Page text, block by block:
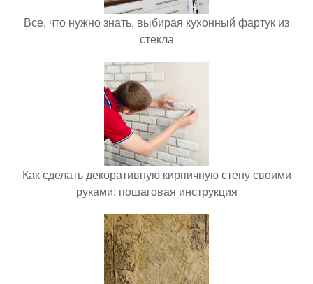
Все, что нужно знать, выбирая кухонный фартук из
стекла
Как сделать декоративную кирпичную стену своими
руками: пошаговая инструкция